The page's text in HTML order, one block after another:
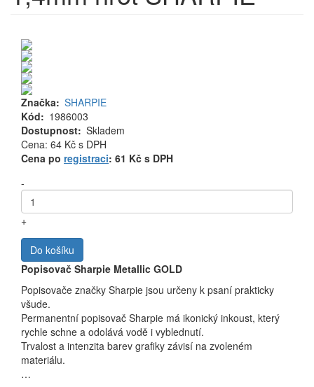
Značka SHARPIE
Kód
1986003
Dostupnost Skladem
Cena
MJ
Cena: 64 Kč s DPH
Cena po registraci: 61 Kč s DPH
-
+
Do košíku
Popisovač Sharpie Metallic GOLD
Popisovače značky Sharpie jsou určeny k psaní prakticky
všude.
Permanentní popisovač Sharpie má ikonický inkoust, který
rychle schne a odolává vodě i vyblednutí.
Trvalost a intenzita barev grafiky závisí na zvoleném
materiálu.
…